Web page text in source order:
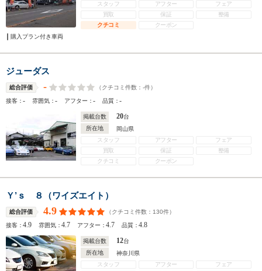
スタッフ
アフター
フェア
買取
保証
整備
クチコミ
クーポン
購入プラン付き車両
ジューダス
総合評価 - （クチコミ件数： -件）
接客：- 雰囲気：- アフター：- 品質：-
掲載台数 20台
所在地
岡山県
スタッフ
アフター
フェア
買取
保証
整備
クチコミ
クーポン
Ｙ’ｓ ８（ワイズエイト）
総合評価 4.9 （クチコミ件数： 130件）
接客：4.9 雰囲気：4.7 アフター：4.7 品質：4.8
掲載台数 12台
所在地
神奈川県
スタッフ
アフター
フェア